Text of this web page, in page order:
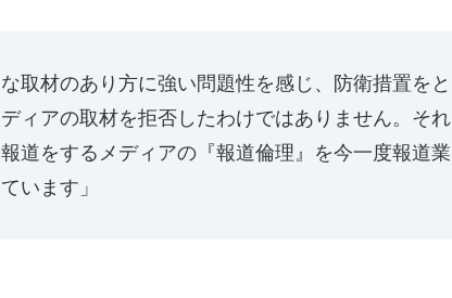
取材のあり方に強い問題性を感じ、防衛措置をと
ィアの取材を拒否したわけではありません。それ
道をするメディアの『報道倫理』を今一度報道業
います」